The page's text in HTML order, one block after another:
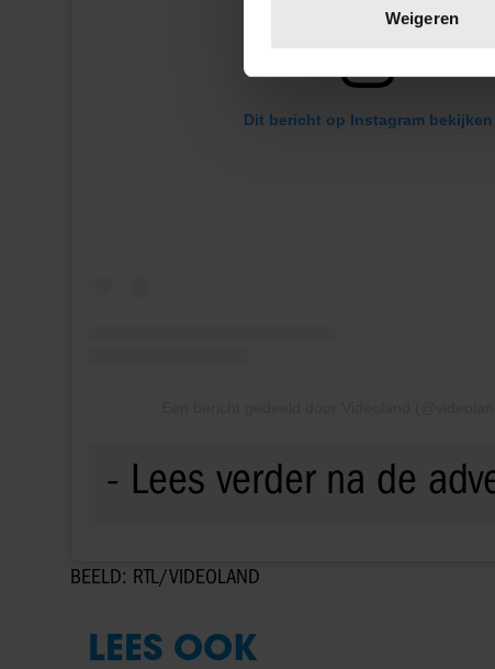
toestemming op elk
We gebruiken cookies om
websiteverkeer te
media, adverteren en
verstrekt of die ze hebben
Weigeren
Dit bericht op Instagram bekijken
BEELD: RTL/VIDEOLAND
LEES OOK